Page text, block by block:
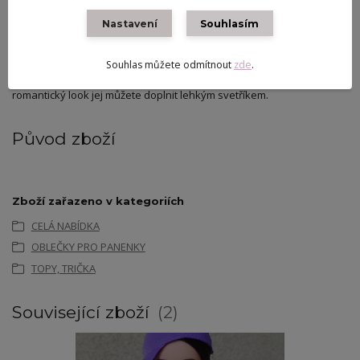
1x tričko s květinovým motivem (panenka,
kraťasy, boty, kabelka a náušnice nejsou součástí prodeje).
zkombinujte toto tričko s bílými úpletovými kraťasy a bílými
romantický look jej můžete doplnit lehkým svetříkem.
Původ zboží
Zboží zařazeno v kategoriích
CELÁ NABÍDKA
OBLEČKY PRO PANENKY
TOPY, TRIČKA
Související zboží 2
Nastavení Souhlasím
Souhlas můžete odmítnout zde.